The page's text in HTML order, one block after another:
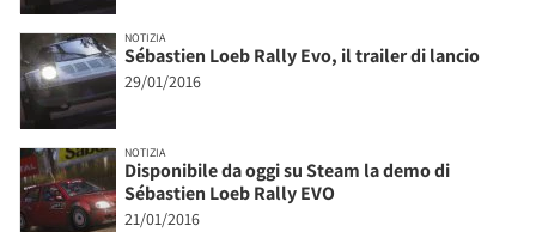
NOTIZIA
Sébastien Loeb Rally Evo, il trailer di lancio
29/01/2016
NOTIZIA
Disponibile da oggi su Steam la demo di
Sébastien Loeb Rally EVO
21/01/2016